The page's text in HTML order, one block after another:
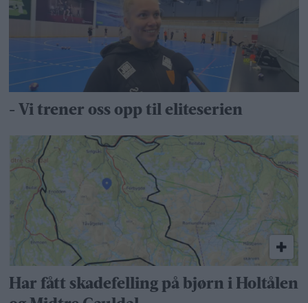
- Vi trener oss opp til eliteserien
Har fått skadefelling på bjørn i Holtålen